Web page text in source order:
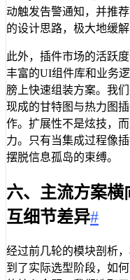
动触发告警通知，并推
的设计思路，极大地缓
此外，插件市场的活跃
丰富的UI组件库和业务
膀上快速组装方案。我
现成的甘特图与热力图
作。扩展性不是炫技，
力。只有当集成过程像
摆脱信息孤岛的束缚。
六、主流方案横
互细节差异#
经过前几轮的模块剖析
到了实际选型阶段，如